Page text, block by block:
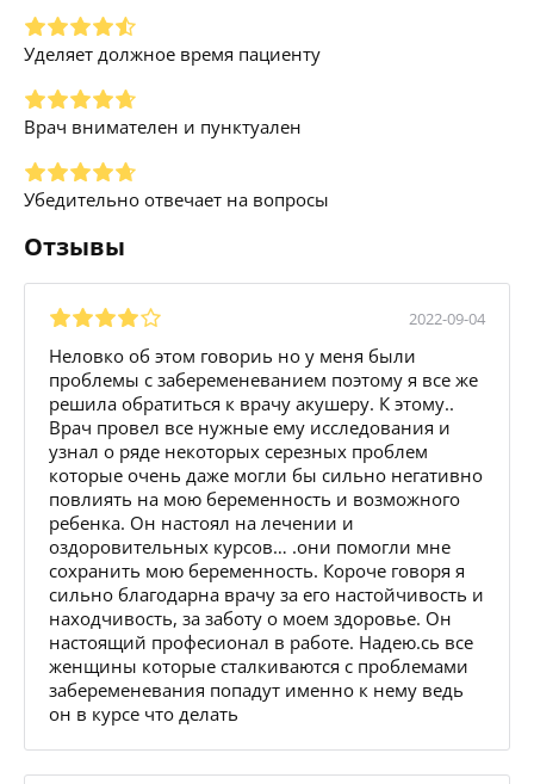
Уделяет должное время пациенту
Врач внимателен и пунктуален
Убедительно отвечает на вопросы
Отзывы
2022-09-04
Неловко об этом говориь но у меня были
проблемы с забеременеванием поэтому я все же
решила обратиться к врачу акушеру. К этому..
Врач провел все нужные ему исследования и
узнал о ряде некоторых серезных проблем
которые очень даже могли бы сильно негативно
повлиять на мою беременность и возможного
ребенка. Он настоял на лечении и
оздоровительных курсов… .они помогли мне
сохранить мою беременность. Короче говоря я
сильно благодарна врачу за его настойчивость и
находчивость, за заботу о моем здоровье. Он
настоящий професионал в работе. Надею.сь все
женщины которые сталкиваются с проблемами
забеременевания попадут именно к нему ведь
он в курсе что делать